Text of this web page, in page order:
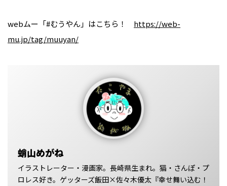
webムー「#むうやん」はこちら！ https://web-
mu.jp/tag/muuyan/
蛸山めがね
イラストレーター・漫画家。長崎県生まれ。猫・さんぽ・プ
ロレス好き。ゲッターズ飯田×佐々木優太『幸せ舞い込む！